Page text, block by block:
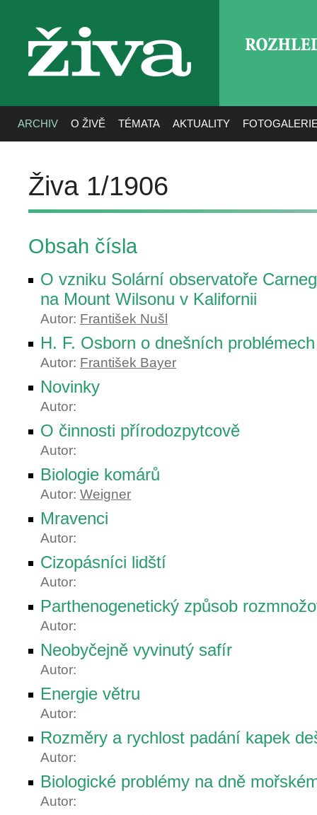
živa
ARCHIV O ŽIVĚ TÉMATA AKTUALITY
Živa 1/1906
Obsah čísla
O vzniku Solární observatoře
na Mount Wilsonu v Kalifornii
Autor: František Nušl
H. F. Osborn o dnešních
Autor: František Bayer
Novinky
Autor:
O činnosti přírodozpytcově
Autor:
Biologie komárů
Autor: Weigner
Mravenci
Autor:
Cizopásníci lidští
Autor:
Parthenogenetický způsob
Autor:
Neobyčejně vyvinutý safír
Autor:
Energie větru
Autor:
Rozměry a rychlost padání kapek
Autor:
Biologické problémy na dně
Autor: